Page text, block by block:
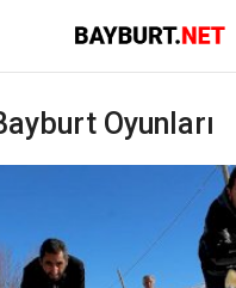
Kayıt Ol
Oyunları